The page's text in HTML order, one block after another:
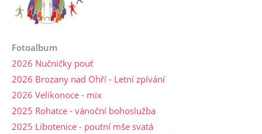
Fotoalbum
2026 Nučničky pouť
2026 Brozany nad Ohří - Letní zpívání
2026 Velikonoce - mix
2025 Rohatce - vánoční bohoslužba
2025 Libotenice - poutní mše svatá